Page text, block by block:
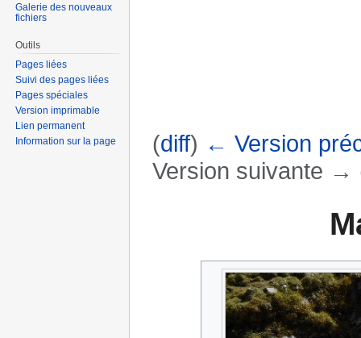
(diff) ← Version
Version suivante →
Galerie des nouveaux
fichiers
Outils
Pages liées
Suivi des pages liées
Pages spéciales
Version imprimable
Lien permanent
Information sur la page